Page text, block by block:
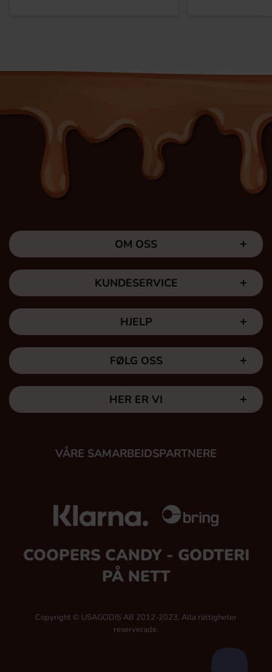
OM OSS
KUNDESERVICE
HJELP
FØLG OSS
HER ER VI
VÅRE SAMARBEIDSPARTNERE
COOPERS CANDY - GODTERI
PÅ NETT
Copyright © USAGODIS AB 2012-2023, Alla rättigheter
reserverade.